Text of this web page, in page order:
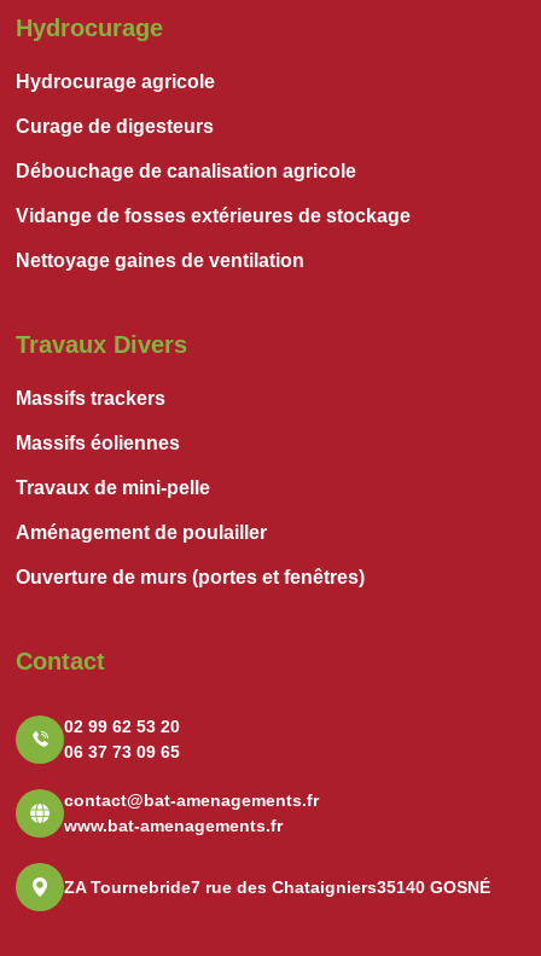
Hydrocurage
Hydrocurage agricole
Curage de digesteurs
Débouchage de canalisation agricole
Vidange de fosses extérieures de stockage
Nettoyage gaines de ventilation
Travaux Divers
Massifs trackers
Massifs éoliennes
Travaux de mini-pelle
Aménagement de poulailler
Ouverture de murs (portes et fenêtres)
Contact
02 99 62 53 20
06 37 73 09 65
contact@bat-amenagements.fr
www.bat-amenagements.fr
ZA Tournebride7 rue des Chataigniers35140 GOSNÉ